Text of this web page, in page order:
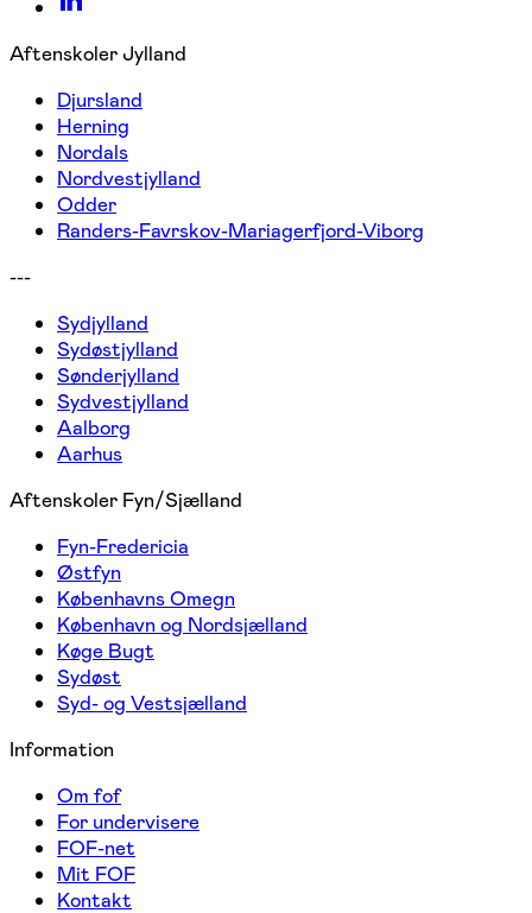
Aftenskoler Jylland
Djursland
Herning
Nordals
Nordvestjylland
Odder
Randers-Favrskov-Mariagerfjord-Viborg
---
Sydjylland
Sydøstjylland
Sønderjylland
Sydvestjylland
Aalborg
Aarhus
Aftenskoler Fyn/Sjælland
Fyn-Fredericia
Østfyn
Københavns Omegn
København og Nordsjælland
Køge Bugt
Sydøst
Syd- og Vestsjælland
Information
Om fof
For undervisere
FOF-net
Mit FOF
Kontakt